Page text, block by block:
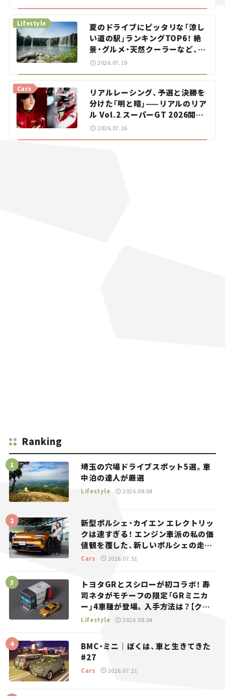
夏のドライブにピッタリな「涼し
い道の駅」ランキングTOP6！ 絶
景・グルメ・天然クーラーなど、避
暑におすすめのスポットを紹介
Lifestyle
2026.07.19
リアルレーシング、予選と決勝を
分けた「明と暗」——リアルのリア
ル Vol.2 スーパーGT 2026開幕
戦 岡山国際サーキット
Cars
2026.07.16
Ranking
埼玉の穴場ドライブスポット5選。車
中泊の達人が厳選
Lifestyle 2026.08.04
新型ポルシェ・カイエン エレクトリッ
クは速すぎる！ エンジン車派の私の価
値観を覆した、新しいポルシェの走
り。
Cars 2026.07.31
トヨタGRとスシローが初コラボ！ 寿
司ネタがモチーフの限定「GRミニカ
ー」4車種が登場。入手方法は？【クル
マとホビー】
Lifestyle 2026.08.04
BMC・ミニ｜ぼくは、車と生きてきた
#27
Cars 2026.07.21